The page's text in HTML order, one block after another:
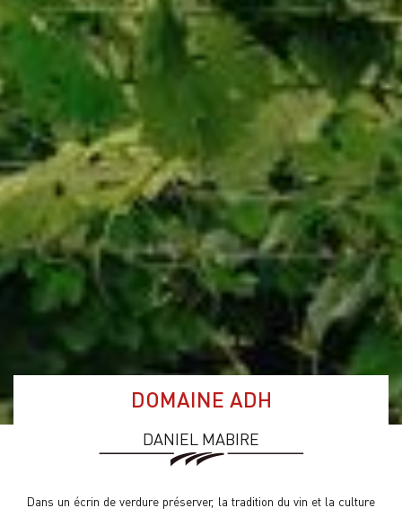
DOMAINE ADH
DANIEL MABIRE
Dans un écrin de verdure préserver, la tradition du vin et la culture